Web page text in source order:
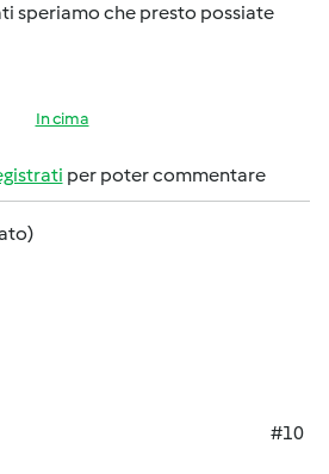
speriamo che presto possiate
In cima
per poter commentare
#10